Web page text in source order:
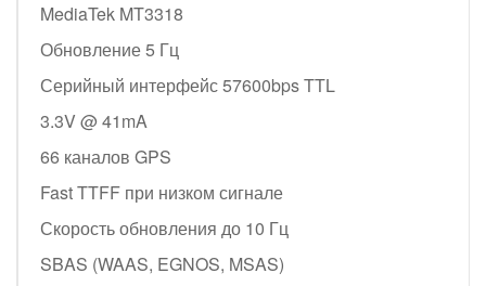
MediaTek MT3318
Обновление 5 Гц
Серийный интерфейс 57600bps TTL
3.3V @ 41mA
66 каналов GPS
Fast TTFF при низком сигнале
Скорость обновления до 10 Гц
SBAS (WAAS, EGNOS, MSAS)